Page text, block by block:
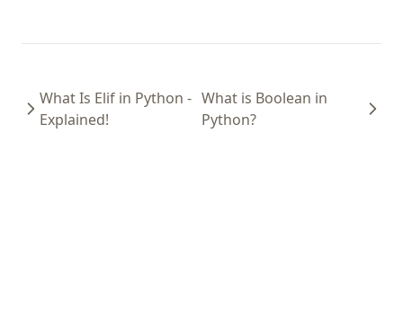
What Is Elif in Python -
Explained!
What is Boolean in
Python?